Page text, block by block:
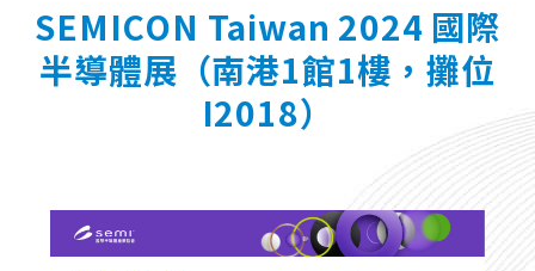
SEMICON Taiwan 2024 國際
半導體展（南港1館1樓，攤位
I2018）